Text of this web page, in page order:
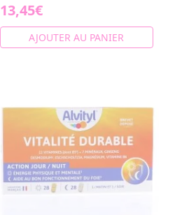
13,45€
AJOUTER AU PANIER